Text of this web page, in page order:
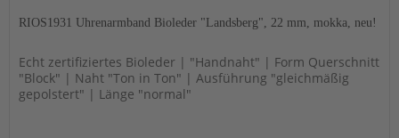
RIOS1931 Uhrenarmband Bioleder "Landsberg", 22 mm, mokka, neu!
Echt zertifiziertes Bioleder | "Handnaht" | Form Querschnitt
"Block" | Naht "Ton in Ton" | Ausführung "gleichmäßig
gepolstert" | Länge "normal"